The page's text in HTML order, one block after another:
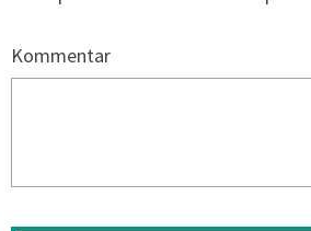
Kommentar